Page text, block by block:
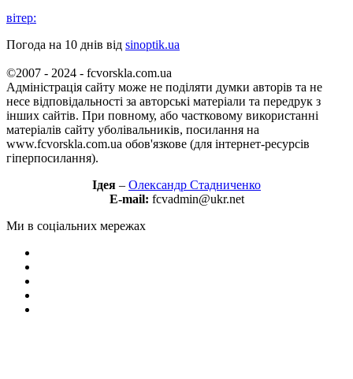
вітер:
Погода на 10 днів від sinoptik.ua
©2007 - 2024 - fcvorskla.com.ua
Адміністрація сайту може не поділяти думки авторів та не
несе відповідальності за авторські матеріали та передрук з
інших сайтів. При повному, або частковому використанні
матеріалів сайту уболівальників, посилання на
www.fcvorskla.com.ua обов'язкове (для інтернет-ресурсів
гіперпосилання).
Ідея – Олександр Стадниченко
E-mail: fcvadmin@ukr.net
Ми в соціальних мережах